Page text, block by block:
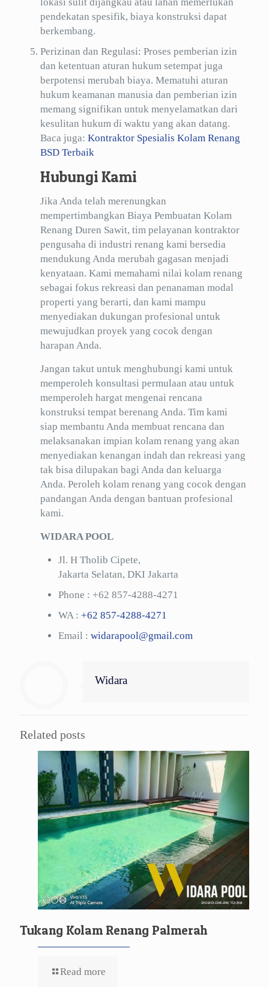
pendekatan spesifik, biaya konstruksi dapat
berkembang.
Perizinan dan Regulasi: Proses pemberian izin
dan ketentuan aturan hukum setempat juga
berpotensi merubah biaya. Mematuhi aturan
hukum keamanan manusia dan pemberian izin
memang signifikan untuk menyelamatkan dari
kesulitan hukum di waktu yang akan datang.
Baca juga: Kontraktor Spesialis Kolam Renang
BSD Terbaik
Hubungi Kami
Jika Anda telah merenungkan
mempertimbangkan Biaya Pembuatan Kolam
Renang Duren Sawit, tim pelayanan kontraktor
pengusaha di industri renang kami bersedia
mendukung Anda merubah gagasan menjadi
kenyataan. Kami memahami nilai kolam renang
sebagai fokus rekreasi dan penanaman modal
properti yang berarti, dan kami mampu
menyediakan dukungan profesional untuk
mewujudkan proyek yang cocok dengan
harapan Anda.
Jangan takut untuk menghubungi kami untuk
memperoleh konsultasi permulaan atau untuk
memperoleh hargat mengenai rencana
konstruksi tempat berenang Anda. Tim kami
siap membantu Anda membuat rencana dan
melaksanakan impian kolam renang yang akan
menyediakan kenangan indah dan rekreasi yang
tak bisa dilupakan bagi Anda dan keluarga
Anda. Peroleh kolam renang yang cocok dengan
pandangan Anda dengan bantuan profesional
kami.
WIDARA POOL
Jl. H Tholib Cipete,
Jakarta Selatan, DKI Jakarta
Phone : +62 857-4288-4271
WA : +62 857-4288-4271
Email : widarapool@gmail.com
Widara
Related posts
Tukang Kolam Renang Palmerah
Read more